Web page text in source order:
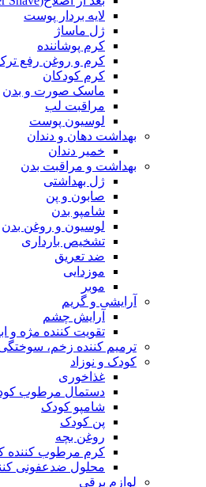
لایه بردار پوست
ژل ماساژ
کرم پوشاننده
کرم و روغن رفع ترک بدن
کرم کودکان
ماسک صورت و بدن
مراقبت لب
لوسیون پوست
بهداشت دهان و دندان
خمیر دندان
بهداشت و مراقبت بدن
ژل بهداشتی
صابون و پن
شامپو بدن
لوسیون و روغن بدن
تشخیص بارداری
ضد تعریق
موزدایی
آرایشی و گریم
آرایش چشم
تقویت کننده مژه و ابرو
ترمیم کننده زخم، سوختگی
کودک و نوزاد
غذاخوری
دستمال مرطوب کودک
شامپو کودک
پن کودک
روغن بچه
کرم مرطوب کننده کودک
محلول ضدعفونی کننده کودک
لوازم برقی